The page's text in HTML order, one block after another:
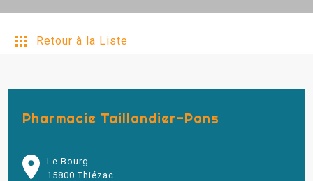
Retour à la Liste
Pharmacie Taillandier-Pons
Le Bourg
15800 Thiézac